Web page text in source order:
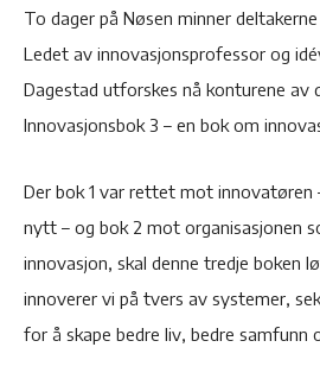
To dager på Nøsen minner
Ledet av innovasjonsprofessor og
Dagestad utforskes nå konturene av
Innovasjonsbok 3 – en bok om
Der bok 1 var rettet mot innovatøren
nytt – og bok 2 mot organisasjonen
innovasjon, skal denne tredje boken
innoverer vi på tvers av systemer,
for å skape bedre liv, bedre samfunn